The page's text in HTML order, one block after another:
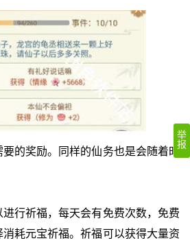
的奖励。同样的仙务也是会随着时
行祈福，每天会有免费次数，免费
耗元宝祈福。祈福可以获得大量资
举
报